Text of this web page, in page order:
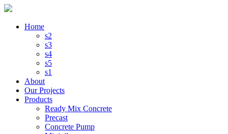
Home
s2
s3
s4
s5
s1
About
Our Projects
Products
Ready Mix Concrete
Precast
Concrete Pump